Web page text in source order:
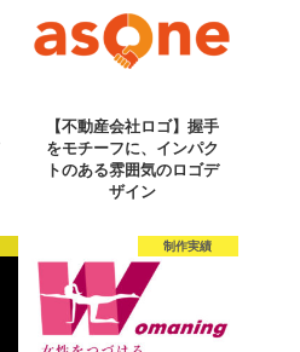
【不動産会社ロゴ】握手
をモチーフに、インパク
トのある雰囲気のロゴデ
ザイン
制作実績